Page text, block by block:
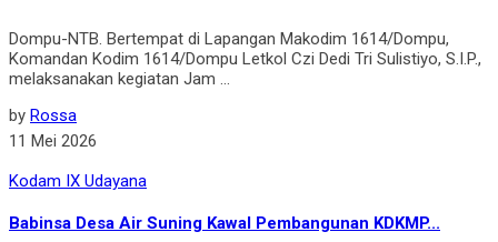
Dompu-NTB. Bertempat di Lapangan Makodim 1614/Dompu,
Komandan Kodim 1614/Dompu Letkol Czi Dedi Tri Sulistiyo, S.I.P.,
melaksanakan kegiatan Jam ...
by Rossa
11 Mei 2026
Kodam IX Udayana
Babinsa Desa Air Suning Kawal Pembangunan KDKMP...